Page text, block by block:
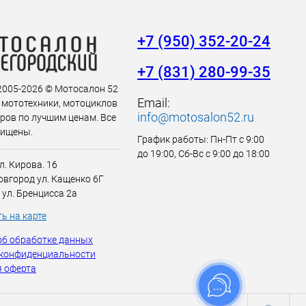
2026 © Мотосалон 52
мотоциклов
по лучшим ценам. Все
Кирова. 16
ул. Кащенко 6Г
Бренцисса 2а
на карте
обработке данных
оферта
+7 (950) 352-20-24
+7 (831) 280-99-35
Email:
info@motosalon52.ru
График работы: Пн-Пт с 9:00
до 19:00, Сб-Вс с 9:00 до 18:00